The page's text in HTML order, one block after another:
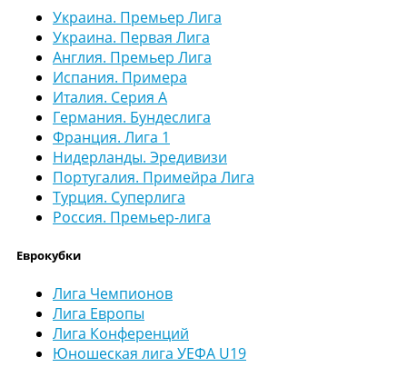
Украина. Премьер Лига
Украина. Первая Лига
Англия. Премьер Лига
Испания. Примера
Италия. Серия А
Германия. Бундеслига
Франция. Лига 1
Нидерланды. Эредивизи
Португалия. Примейра Лига
Турция. Суперлига
Россия. Премьер-лига
Еврокубки
Лига Чемпионов
Лига Европы
Лига Конференций
Юношеская лига УЕФА U19